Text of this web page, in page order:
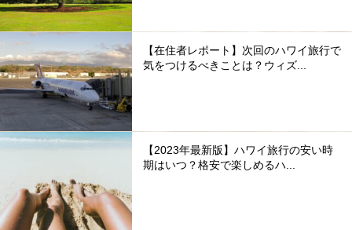
【在住者レポート】次回のハワイ旅行で
気をつけるべきことは？ウィズ...
【2023年最新版】ハワイ旅行の安い時
期はいつ？格安で楽しめるハ...